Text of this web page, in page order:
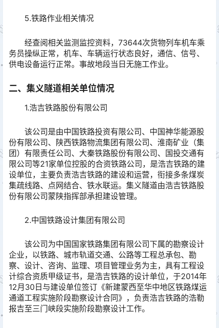
5.铁路作业相关情况
经查阅相关监测监控资料，73644次货物列车机车乘
务员操纵正常，机车、车辆运行状态良好，通信、信号、
供电设备运行正常。事故地段当日无施工作业。
二、集义隧道相关单位情况
1.浩吉铁路股份有限公司
该公司是由中国铁路投资有限公司、中国神华能源股
份有限公司、陕西铁路物流集团有限公司、淮南矿业（集
团）有限责任公司、大秦铁路股份有限公司、国投交通有
限公司等21家单位控股的合资铁路公司，是浩吉铁路的建
设单位，主要负责浩吉铁路的建设和运营，衔接多条煤炭
集疏线路、点网结合、铁水联运。集义隧道由浩吉铁路股
份有限公司蒙陕指挥部承担建设管理。
2.中国铁路设计集团有限公司
该公司为中国国家铁路集团有限公司下属的勘察设计
企业，以铁路、城市轨道交通、公路等工程总承包、勘
察、设计、咨询、监理、项目管理业务为主，具有工程设
计综合资质甲级证书，是浩吉铁路的设计单位，于2014年
12月30日与建设单位签订《新建蒙西至华中地区铁路煤运
通道工程实施阶段勘察设计合同》，负责浩吉铁路的浩勒
报吉至三门峡段实施阶段勘察设计工作。